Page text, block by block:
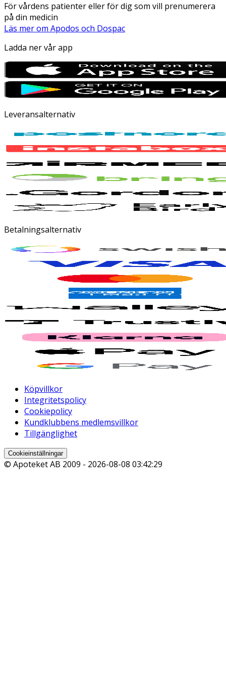
För vårdens patienter eller för dig som vill prenumerera
på din medicin
Läs mer om Apodos och Dospac
Ladda ner vår app
Leveransalternativ
Betalningsalternativ
Köpvillkor
Integritetspolicy
Cookiepolicy
Kundklubbens medlemsvillkor
Tillgänglighet
Cookieinställningar
© Apoteket AB 2009 - 2026-08-08 03:42:29